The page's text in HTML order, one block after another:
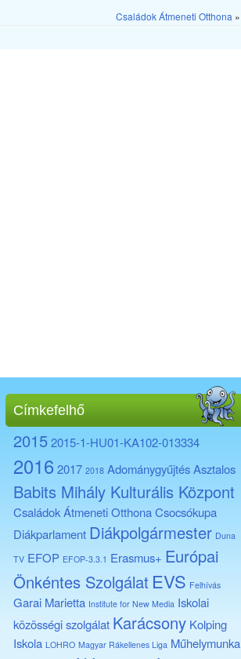
Családok Átmeneti Otthona »
Címkefelhő
20152015-1-HU01-KA102-013334
2016 2017 2018 AdománygyűjtésAsztalos
Babits Mihály Kulturális Központ
Családok Átmeneti OtthonaCsocsókupa
Diákparlament Diákpolgármester Duna
TV EFOP EFOP-3.3.1 Erasmus+ Európai
Önkéntes Szolgálat EVS Felhívás
Garai Marietta Institute for New Media Iskolai
közösségi szolgálat Karácsony Kolping
Iskola LOHRO Magyar Rákellenes Liga Műhelymunka